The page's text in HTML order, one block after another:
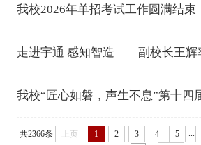
我校2026年单招考试工作圆满结束
共2366条 上页 1 2 3 4 5 ...